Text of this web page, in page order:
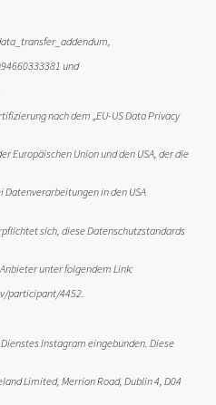
und
nach dem „EU-US Data Privacy
Europäischen Union und den USA, der die
in den USA
sich, diese Datenschutzstandards
unter folgendem Link:
participant/4452.
Instagram eingebunden. Diese
Limited, Merrion Road, Dublin 4, D04